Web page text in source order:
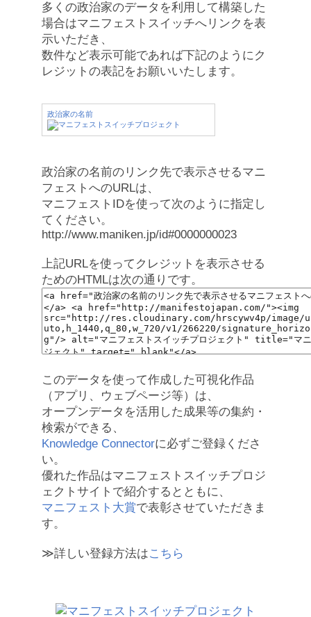
多くの政治家のデータを利用して構築した
場合はマニフェストスイッチへリンクを表
示いただき、
数件など表示可能であれば下記のようにク
レジットの表記をお願いいたします。
政治家の名前
政治家の名前のリンク先で表示させるマニ
フェストへのURLは、
マニフェストIDを使って次のように指定し
てください。
http://www.maniken.jp/id#0000000023
上記URLを使ってクレジットを表示させる
ためのHTMLは次の通りです。
このデータを使って作成した可視化作品
（アプリ、ウェブページ等）は、
オープンデータを活用した成果等の集約・
検索ができる、
Knowledge Connectorに必ずご登録くださ
い。
優れた作品はマニフェストスイッチプロジ
ェクトサイトで紹介するとともに、
マニフェスト大賞で表彰させていただきま
す。
≫詳しい登録方法はこちら